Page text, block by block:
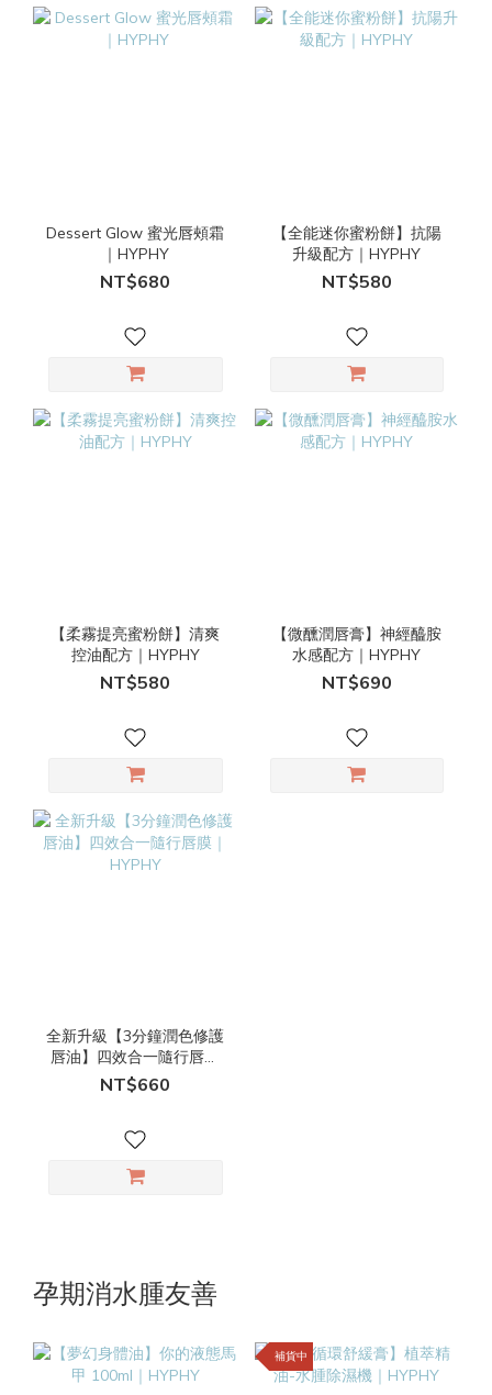
Dessert Glow 蜜光唇頰霜
｜HYPHY
NT$680
【全能迷你蜜粉餅】抗陽
升級配方｜HYPHY
NT$580
【柔霧提亮蜜粉餅】清爽
控油配方｜HYPHY
NT$580
【微醺潤唇膏】神經醯胺
水感配方｜HYPHY
NT$690
全新升級【3分鐘潤色修護
唇油】四效合一隨行唇膜
｜HYPHY
NT$660
孕期消水腫友善
補貨中